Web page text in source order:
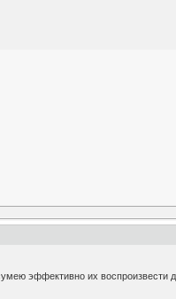
эффективно их воспроизвести